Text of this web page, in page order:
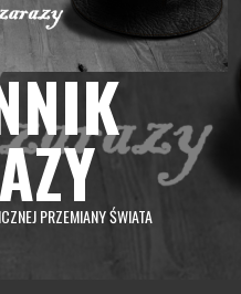
PRZEMIANY ŚWIATA